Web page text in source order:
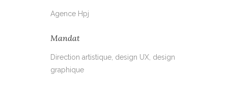
Agence Hpj
Mandat
Direction artistique, design UX, design
graphique